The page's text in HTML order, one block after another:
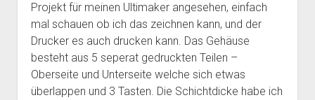
Projekt für meinen Ultimaker angesehen, einfach
mal schauen ob ich das zeichnen kann, und der
Drucker es auch drucken kann. Das Gehäuse
besteht aus 5 seperat gedruckten Teilen –
Oberseite und Unterseite welche sich etwas
überlappen und 3 Tasten. Die Schichtdicke habe ich